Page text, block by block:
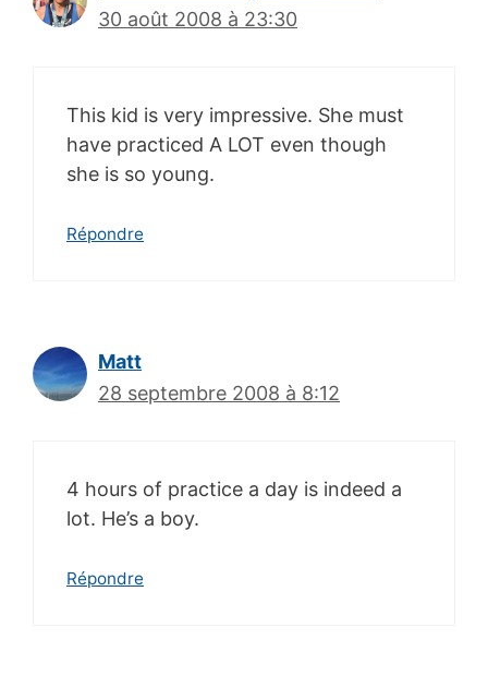
30 août 2008 à 23:30
This kid is very impressive. She must
have practiced A LOT even though
she is so young.
Répondre
Matt
28 septembre 2008 à 8:12
4 hours of practice a day is indeed a
lot. He’s a boy.
Répondre